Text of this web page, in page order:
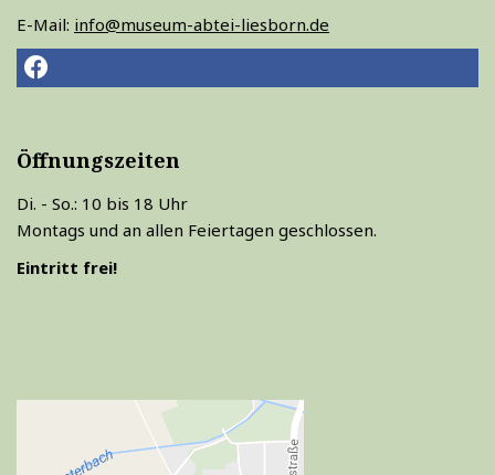
E-Mail: info@museum-abtei-liesborn.de
Öffnungszeiten
Di. - So.: 10 bis 18 Uhr
Montags und an allen Feiertagen geschlossen.
Eintritt frei!